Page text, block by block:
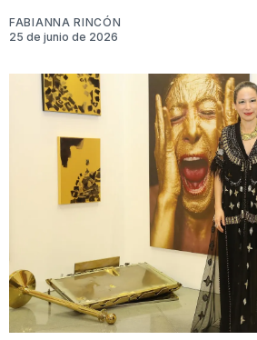
FABIANNA RINCÓN
25 de junio de 2026